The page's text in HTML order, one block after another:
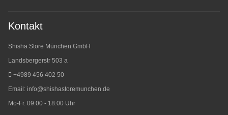
Kontakt
Shisha Store München GmbH
Landsbergerstr 503 a
+4989 456 402 50
Email: info@shishastoremunchen.de
Mo-Fr. 09:00 - 18:00 Uhr